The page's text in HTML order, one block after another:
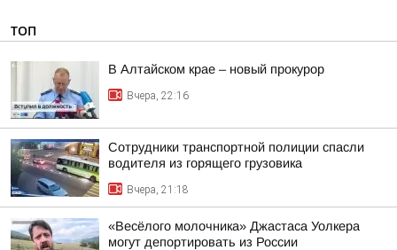
ТОП
В Алтайском крае – новый прокурор
Вчера, 22:16
Сотрудники транспортной полиции спасли
водителя из горящего грузовика
Вчера, 21:18
«Весёлого молочника» Джастаса Уолкера
могут депортировать из России